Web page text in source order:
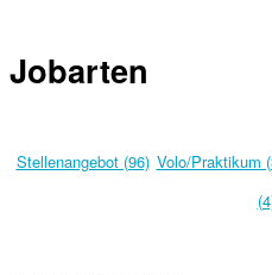
Jobarten
Stellenangebot (96) Volo/Praktikum